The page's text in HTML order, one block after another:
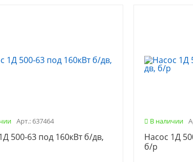
Арт.: 637464
500-63 под 160кВт б/дв,
В наличии
Насос 1Д
б/р